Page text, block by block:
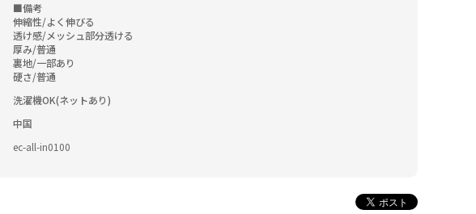
■備考
伸縮性/よく伸びる
透け感/メッシュ部分透ける
厚み/普通
裏地/一部あり
硬さ/普通
洗濯機OK(ネットあり)
中国
ec-all-in0100